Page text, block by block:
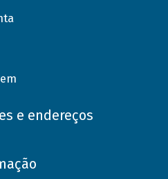
e endereços